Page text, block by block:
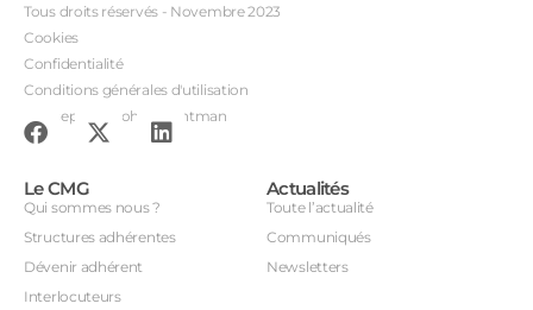
Tous droits réservés - Novembre 2023
Cookies
Confidentialité
Conditions générales d'utilisation
Conception : John Brightman
Le CMG
Qui sommes nous ?
Structures adhérentes
Dévenir adhérent
Interlocuteurs
Actualités
Toute l’actualité
Communiqués
Newsletters